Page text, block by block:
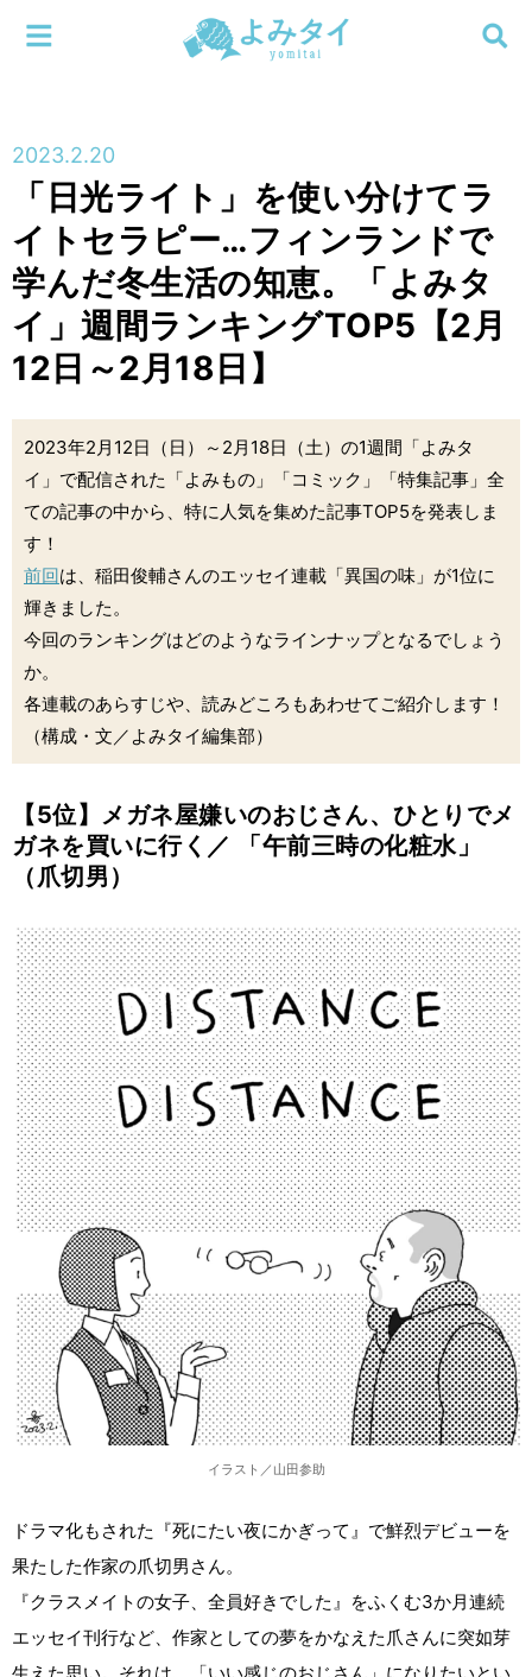
連載
新刊
特集
編集部
検索する
メニューを閉じる
2023.2.20
「日光ライト」を使い分けてラ
イトセラピー…フィンランドで
学んだ冬生活の知恵。「よみタ
イ」週間ランキングTOP5【2月
12日～2月18日】
2023年2月12日（日）～2月18日（土）の1週間「よみタ
イ」で配信された「よみもの」「コミック」「特集記事」全
ての記事の中から、特に人気を集めた記事TOP5を発表しま
す！
前回は、稲田俊輔さんのエッセイ連載「異国の味」が1位に
輝きました。
今回のランキングはどのようなラインナップとなるでしょう
か。
各連載のあらすじや、読みどころもあわせてご紹介します！
（構成・文／よみタイ編集部）
【5位】メガネ屋嫌いのおじさん、ひとりでメ
ガネを買いに行く／ 「午前三時の化粧水」
（爪切男）
イラスト／山田参助
ドラマ化もされた『死にたい夜にかぎって』で鮮烈デビューを
果たした作家の爪切男さん。
『クラスメイトの女子、全員好きでした』をふくむ3か月連続
エッセイ刊行など、作家としての夢をかなえた爪さんに突如芽